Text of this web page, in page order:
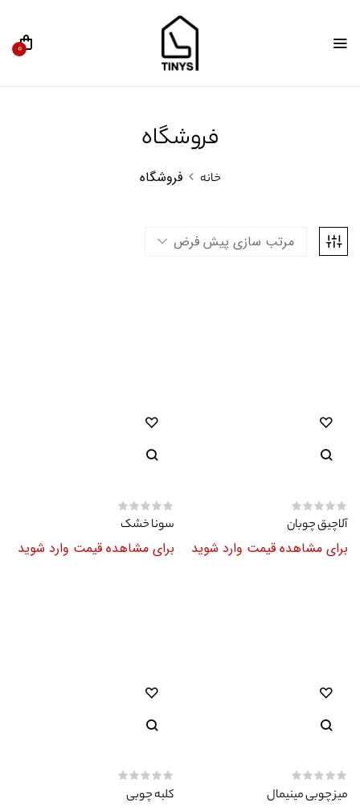
0
فروشگاه
خانه فروشگاه
مرتب سازی پیش فرض
آلاچیق چوبان
برای مشاهده قیمت وارد شوید
سونا خشک
برای مشاهده قیمت وارد شوید
میز چوبی مینیمال کلبه چوبی